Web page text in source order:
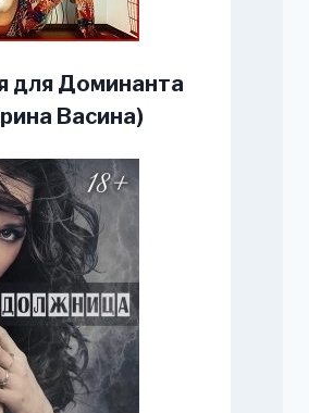
для Доминанта
Васина)